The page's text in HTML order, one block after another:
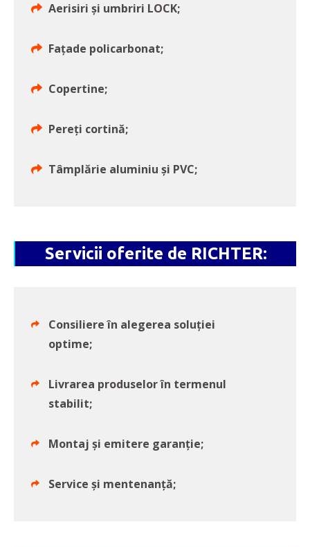
Aerisiri și umbriri LOCK;
Fațade policarbonat;
Copertine;
Pereți cortină;
Tâmplărie aluminiu şi PVC;
Servicii oferite de RICHTER:
Consiliere în alegerea soluției
optime;
Livrarea produselor în termenul
stabilit;
Montaj şi emitere garanţie;
Service și mentenanță;